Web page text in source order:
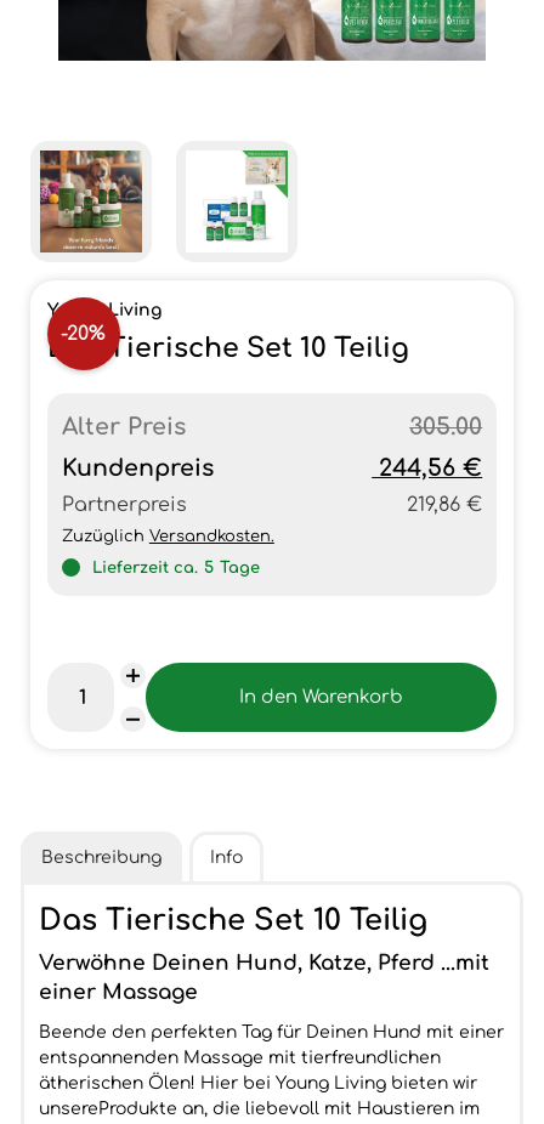
-20%
Young Living
Das Tierische Set 10 Teilig
Alter Preis
305.00
Kundenpreis
244,56 €
Partnerpreis 219,86 €
Zuzüglich Versandkosten.
Lieferzeit ca. 5 Tage
Beschreibung Info
Das Tierische Set 10 Teilig
Verwöhne Deinen Hund, Katze, Pferd ...mit
einer Massage
Beende den perfekten Tag für Deinen Hund mit einer
entspannenden Massage mit tierfreundlichen
ätherischen Ölen! Hier bei Young Living bieten wir
unsereProdukte an, die liebevoll mit Haustieren im